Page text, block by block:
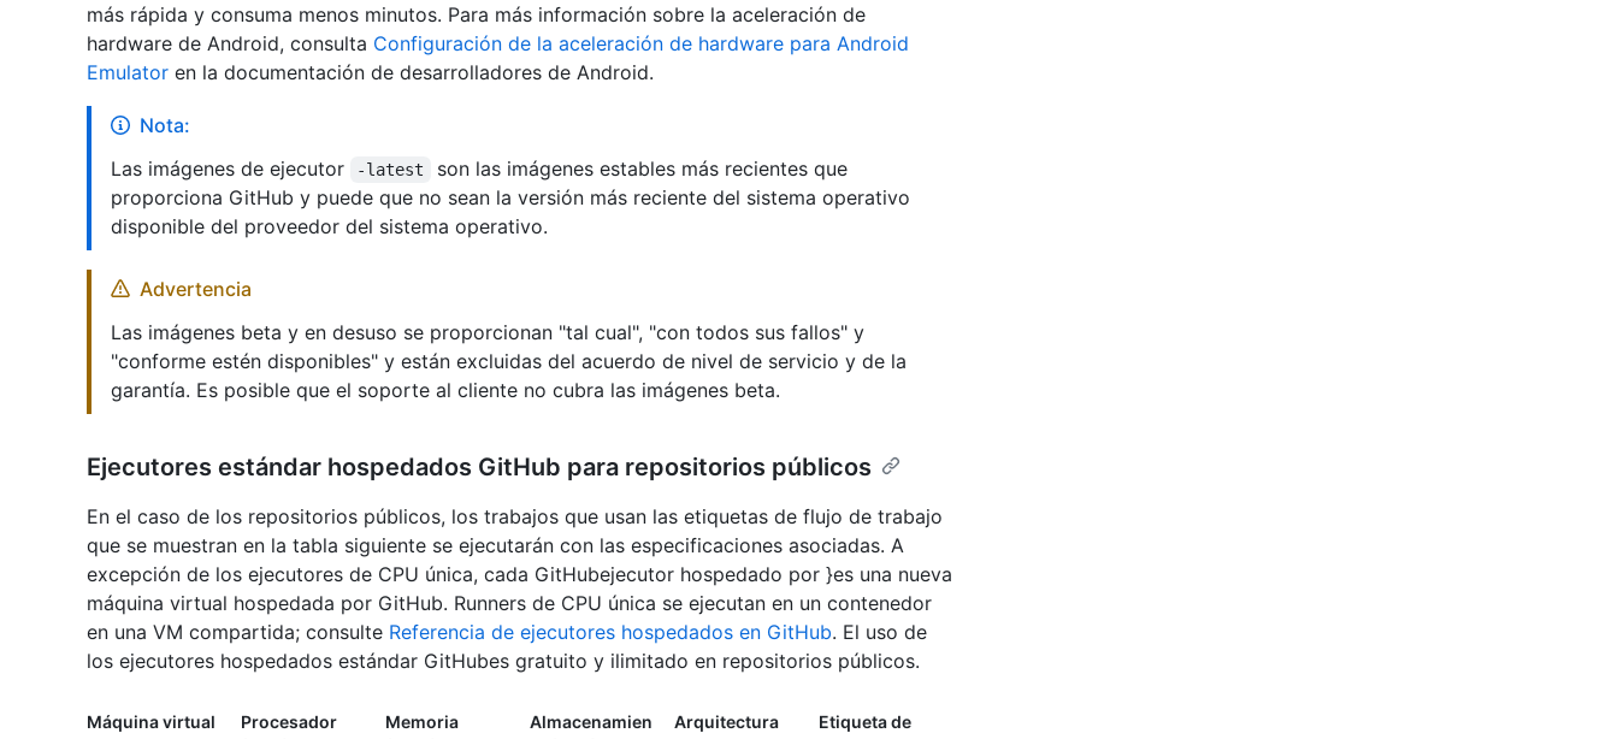
más rápida y consuma menos minutos. Para más información sobre la aceleración de
hardware de Android, consulta Configuración de la aceleración de hardware para Android
Emulator en la documentación de desarrolladores de Android.
Nota:
Las imágenes de ejecutor
-latest
son las imágenes estables más recientes que
proporciona GitHub y puede que no sean la versión más reciente del sistema operativo
disponible del proveedor del sistema operativo.
Advertencia
Las imágenes beta y en desuso se proporcionan "tal cual", "con todos sus fallos" y
"conforme estén disponibles" y están excluidas del acuerdo de nivel de servicio y de la
garantía. Es posible que el soporte al cliente no cubra las imágenes beta.
Ejecutores estándar hospedados GitHub para repositorios públicos
En el caso de los repositorios públicos, los trabajos que usan las etiquetas de flujo de trabajo
que se muestran en la tabla siguiente se ejecutarán con las especificaciones asociadas. A
excepción de los ejecutores de CPU única, cada GitHubejecutor hospedado por }es una nueva
máquina virtual hospedada por GitHub. Runners de CPU única se ejecutan en un contenedor
en una VM compartida; consulte Referencia de ejecutores hospedados en GitHub. El uso de
los ejecutores hospedados estándar GitHubes gratuito y ilimitado en repositorios públicos.
Máquina virtual
Procesador
Memoria
Almacenamien
Arquitectura
Etiqueta de